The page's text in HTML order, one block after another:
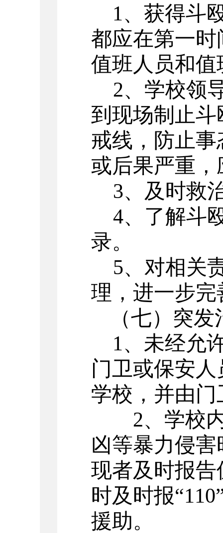
1、获得斗
都应在第一
值班人员和
2、学校领
到现场制止
戒线，防止
或后果严重，
3、及时救
4、了解斗
录。
5、对相关
理，进一步
（七）突
1、未经允
门卫或保安
学校，并由
2、学校
凶等暴力侵
现者及时报
时及时报“110
援助。